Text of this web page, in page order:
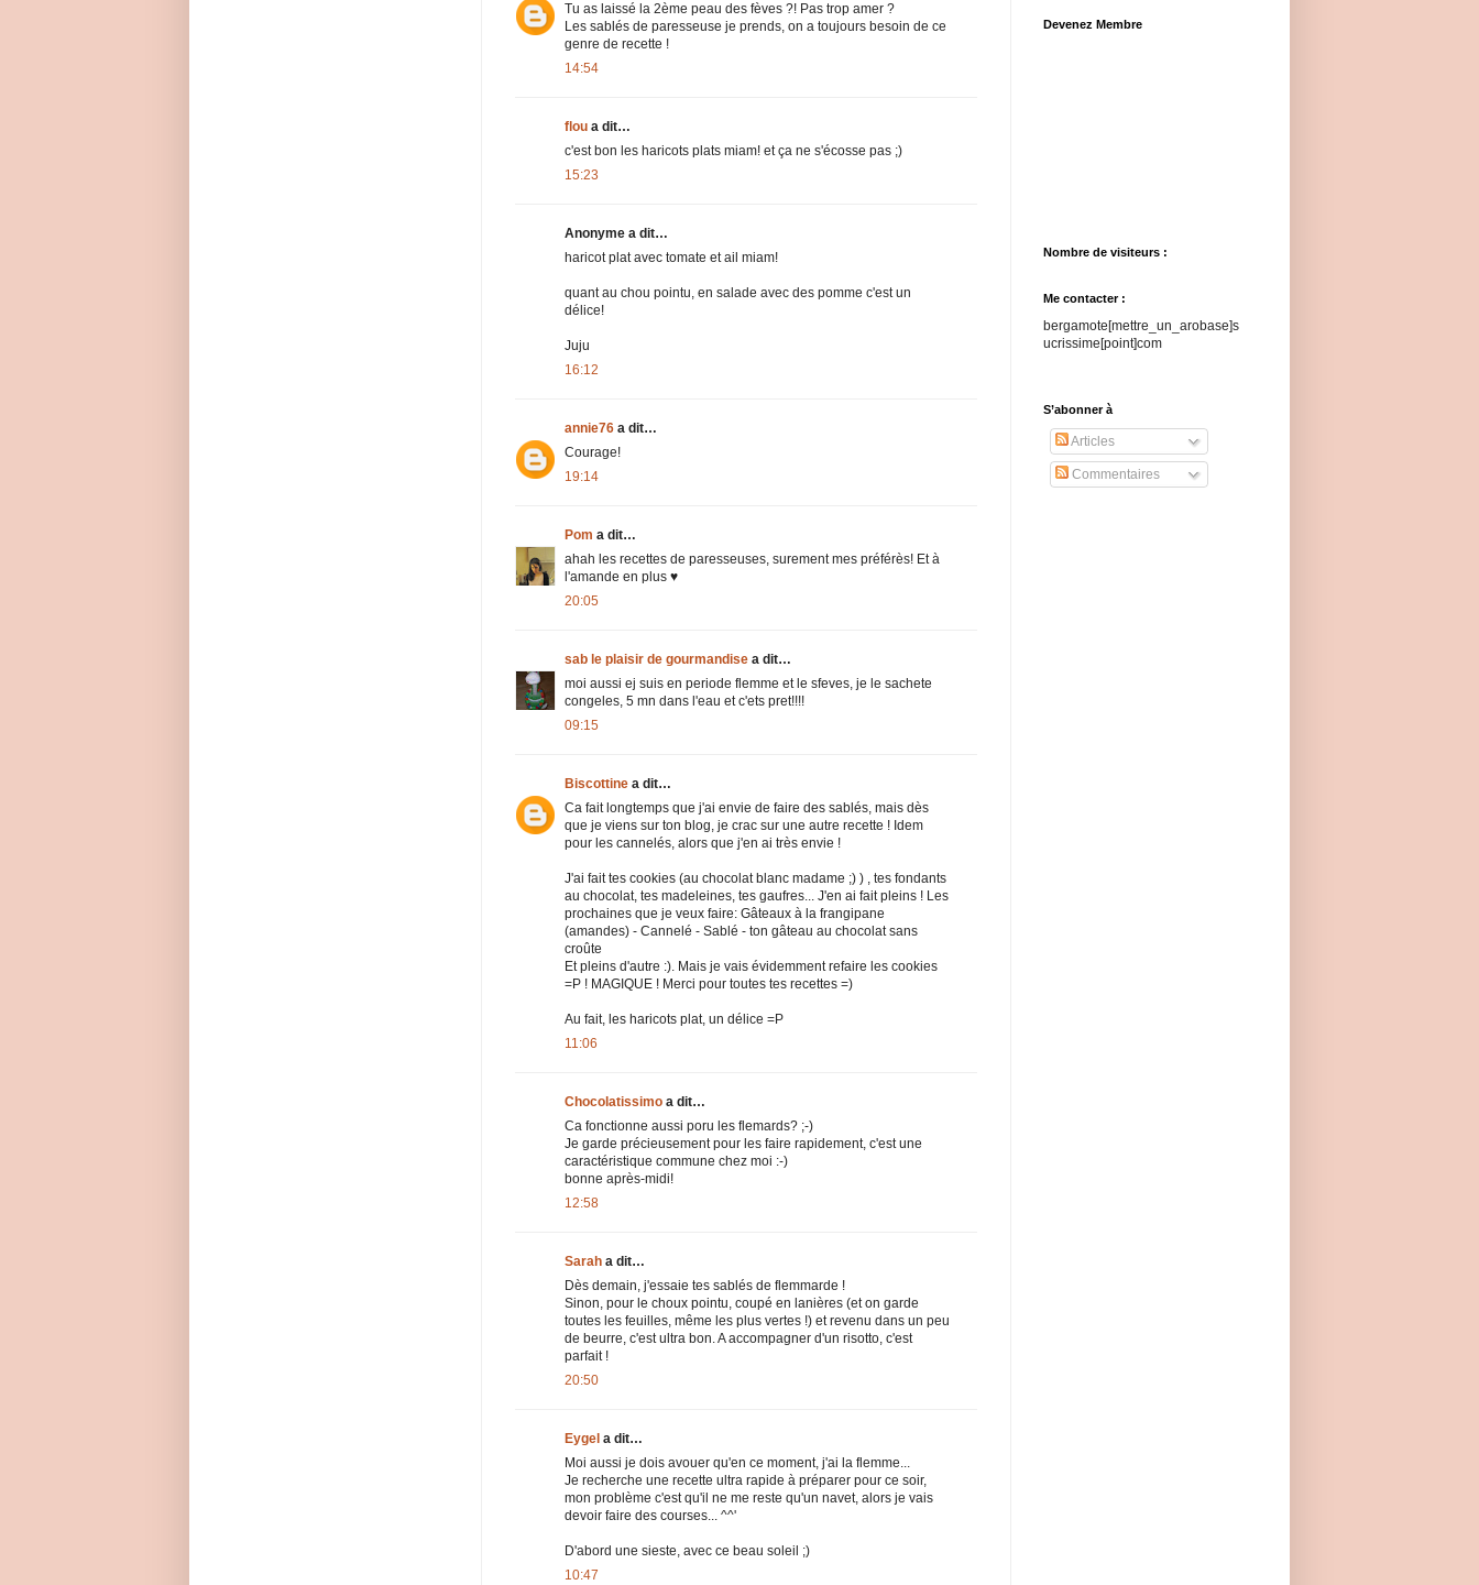
Tu as laissé la 2ème peau des fèves ?! Pas trop amer ?
Les sablés de paresseuse je prends, on a toujours besoin de ce
genre de recette !
14:54
flou a dit…
c'est bon les haricots plats miam! et ça ne s'écosse pas ;)
15:23
Anonyme a dit…
haricot plat avec tomate et ail miam!
quant au chou pointu, en salade avec des pomme c'est un
délice!
Juju
16:12
annie76 a dit…
Courage!
19:14
Pom a dit…
ahah les recettes de paresseuses, surement mes préférès! Et à
l'amande en plus ♥
20:05
sab le plaisir de gourmandise a dit…
moi aussi ej suis en periode flemme et le sfeves, je le sachete
congeles, 5 mn dans l'eau et c'ets pret!!!!
09:15
Biscottine a dit…
Ca fait longtemps que j'ai envie de faire des sablés, mais dès
que je viens sur ton blog, je crac sur une autre recette ! Idem
pour les cannelés, alors que j'en ai très envie !
J'ai fait tes cookies (au chocolat blanc madame ;) ) , tes fondants
au chocolat, tes madeleines, tes gaufres... J'en ai fait pleins ! Les
prochaines que je veux faire: Gâteaux à la frangipane
(amandes) - Cannelé - Sablé - ton gâteau au chocolat sans
croûte
Et pleins d'autre :). Mais je vais évidemment refaire les cookies
=P ! MAGIQUE ! Merci pour toutes tes recettes =)
Au fait, les haricots plat, un délice =P
11:06
Chocolatissimo a dit…
Ca fonctionne aussi poru les flemards? ;-)
Je garde précieusement pour les faire rapidement, c'est une
caractéristique commune chez moi :-)
bonne après-midi!
12:58
Sarah a dit…
Dès demain, j'essaie tes sablés de flemmarde !
Sinon, pour le choux pointu, coupé en lanières (et on garde
toutes les feuilles, même les plus vertes !) et revenu dans un peu
de beurre, c'est ultra bon. A accompagner d'un risotto, c'est
parfait !
20:50
Eygel a dit…
Moi aussi je dois avouer qu'en ce moment, j'ai la flemme...
Je recherche une recette ultra rapide à préparer pour ce soir,
mon problème c'est qu'il ne me reste qu'un navet, alors je vais
devoir faire des courses... ^^'
D'abord une sieste, avec ce beau soleil ;)
10:47
Devenez Membre
Nombre de visiteurs :
Me contacter :
bergamote[mettre_un_arobase]s
ucrissime[point]com
S’abonner à
Articles
Commentaires